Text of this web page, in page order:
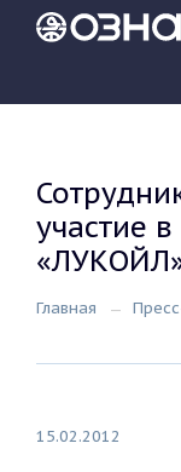
участие
Главная
15.02.2012